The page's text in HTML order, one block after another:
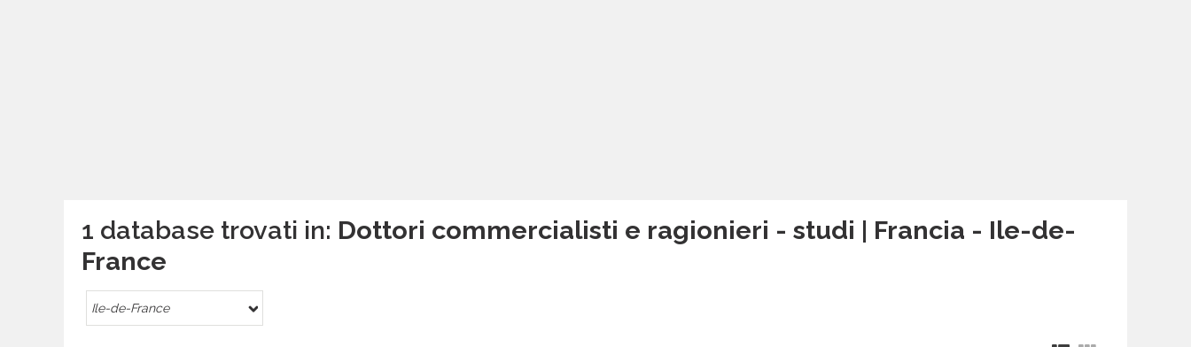
1 database trovati in: Dottori commercialisti e ragionieri - studi | Francia - Ile-de-
France
Ile-de-France